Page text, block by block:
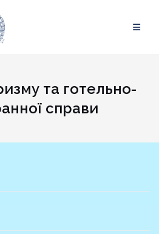
та готельно-
справи